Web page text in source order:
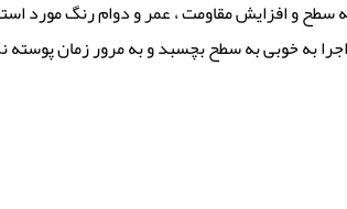
و افزایش مقاومت ، عمر و دوام رنگ مورد
به خوبی به سطح بچسبد و به مرور زمان پوسته